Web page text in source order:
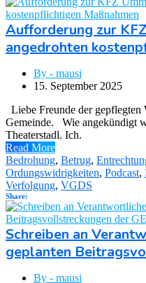
Aufforderung zur
angedrohten
By - mausi
15. September 2025
Liebe Freunde der
Gemeinde. Wie angekündigt
Theaterstadl. Ich.
Read More
Bedrohung, Betrug,
Ordungswidrigkeiten, Podcast,
Verfolgung, VGDS
Share:
Schreiben an
geplanten
By - mausi